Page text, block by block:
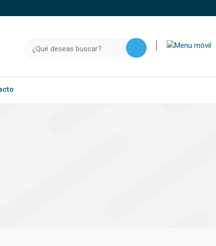
confidencial solo en este tipo de sitios.